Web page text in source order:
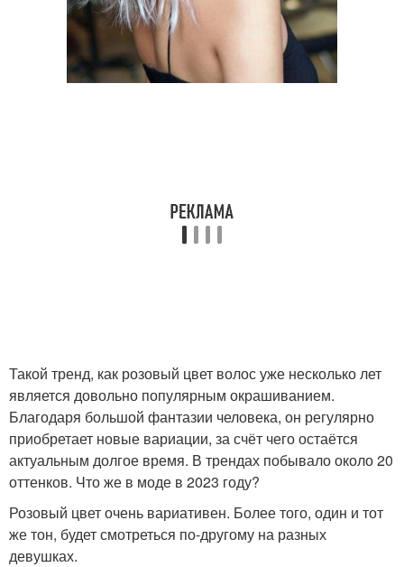
Такой тренд, как розовый цвет волос уже несколько лет
является довольно популярным окрашиванием.
Благодаря большой фантазии человека, он регулярно
приобретает новые вариации, за счёт чего остаётся
актуальным долгое время. В трендах побывало около 20
оттенков. Что же в моде в 2023 году?
Розовый цвет очень вариативен. Более того, один и тот
же тон, будет смотреться по-другому на разных
девушках.